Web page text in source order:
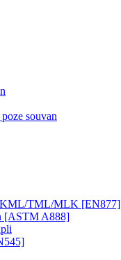
souvan
TML/MLK [EN877]
[ASTM A888]